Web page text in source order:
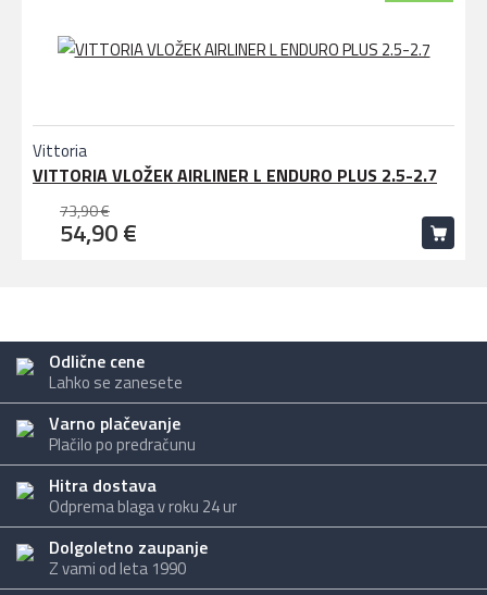
Vittoria
VITTORIA VLOŽEK AIRLINER L ENDURO PLUS 2.5-2.7
73,90 €
54,90 €
Odlične cene
Lahko se zanesete
Varno plačevanje
Plačilo po predračunu
Hitra dostava
Odprema blaga v roku 24 ur
Dolgoletno zaupanje
Z vami od leta 1990